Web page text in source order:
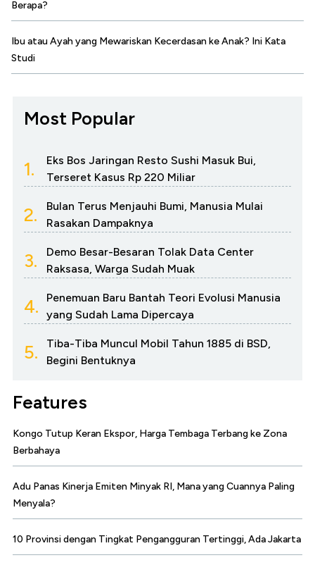
Berapa?
Ibu atau Ayah yang Mewariskan Kecerdasan ke Anak? Ini Kata
Studi
Most Popular
1.
Eks Bos Jaringan Resto Sushi Masuk Bui,
Terseret Kasus Rp 220 Miliar
2.
Bulan Terus Menjauhi Bumi, Manusia Mulai
Rasakan Dampaknya
3.
Demo Besar-Besaran Tolak Data Center
Raksasa, Warga Sudah Muak
4.
Penemuan Baru Bantah Teori Evolusi Manusia
yang Sudah Lama Dipercaya
5.
Tiba-Tiba Muncul Mobil Tahun 1885 di BSD,
Begini Bentuknya
Features
Kongo Tutup Keran Ekspor, Harga Tembaga Terbang ke Zona
Berbahaya
Adu Panas Kinerja Emiten Minyak RI, Mana yang Cuannya Paling
Menyala?
10 Provinsi dengan Tingkat Pengangguran Tertinggi, Ada Jakarta